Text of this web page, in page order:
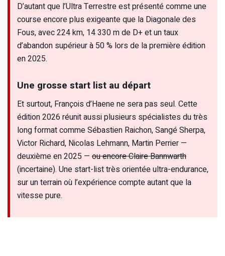
D’autant que l’Ultra Terrestre est présenté comme une
course encore plus exigeante que la Diagonale des
Fous, avec 224 km, 14 330 m de D+ et un taux
d’abandon supérieur à 50 % lors de la première édition
en 2025.
Une grosse start list au départ
Et surtout, François d’Haene ne sera pas seul. Cette
édition 2026 réunit aussi plusieurs spécialistes du très
long format comme Sébastien Raichon, Sangé Sherpa,
Victor Richard, Nicolas Lehmann, Martin Perrier —
deuxième en 2025 — ou encore Claire Bannwarth
(incertaine). Une start-list très orientée ultra-endurance,
sur un terrain où l’expérience compte autant que la
vitesse pure.